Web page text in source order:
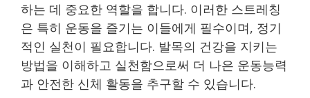
하는 데 중요한 역할을 합니다. 이러한 스트레칭
은 특히 운동을 즐기는 이들에게 필수이며, 정기
적인 실천이 필요합니다. 발목의 건강을 지키는
방법을 이해하고 실천함으로써 더 나은 운동능력
과 안전한 신체 활동을 추구할 수 있습니다.